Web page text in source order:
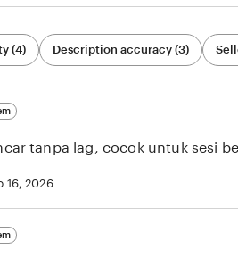
(4) Description accuracy (3)
tanpa lag, cocok untuk sesi
16, 2026